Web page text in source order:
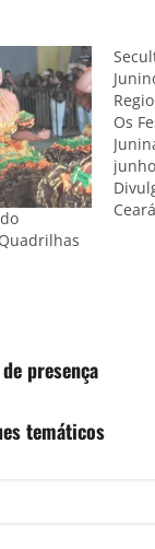
Os
presença
temáticos